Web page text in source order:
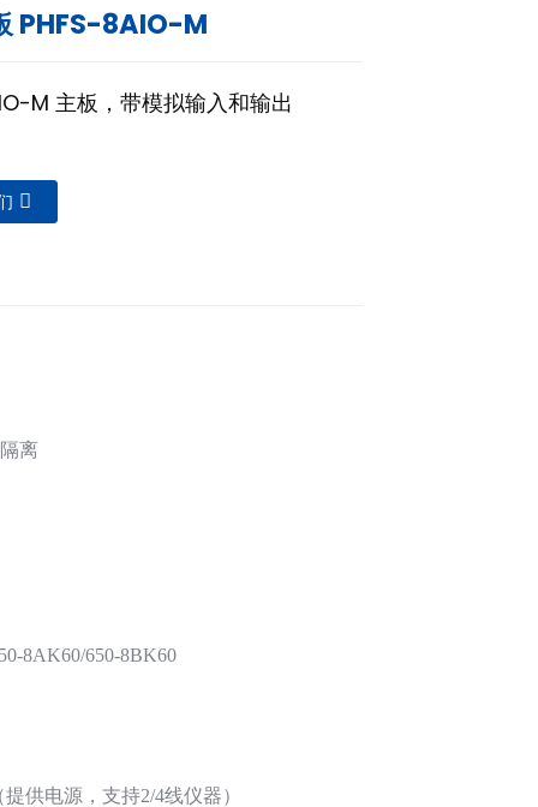
PHFS-8AIO-M
M 主板，带模拟输入和输出
离
8AK60/650-8BK60
供电源，支持2/4线仪器）